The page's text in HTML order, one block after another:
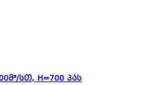
სთ, H=700 პას